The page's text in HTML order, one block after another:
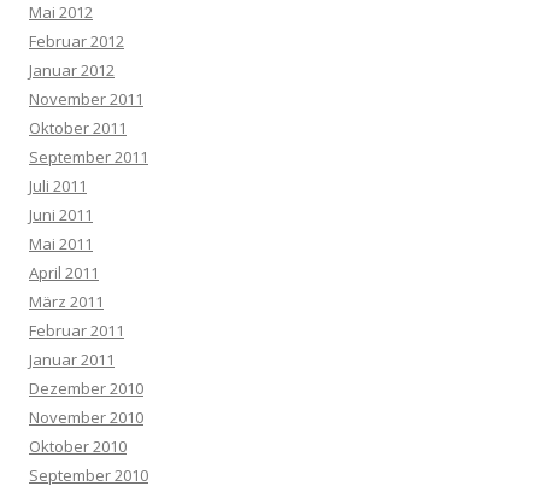
Mai 2012
Februar 2012
Januar 2012
November 2011
Oktober 2011
September 2011
Juli 2011
Juni 2011
Mai 2011
April 2011
März 2011
Februar 2011
Januar 2011
Dezember 2010
November 2010
Oktober 2010
September 2010